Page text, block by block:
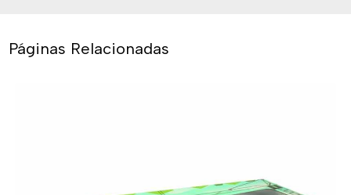
Páginas Relacionadas